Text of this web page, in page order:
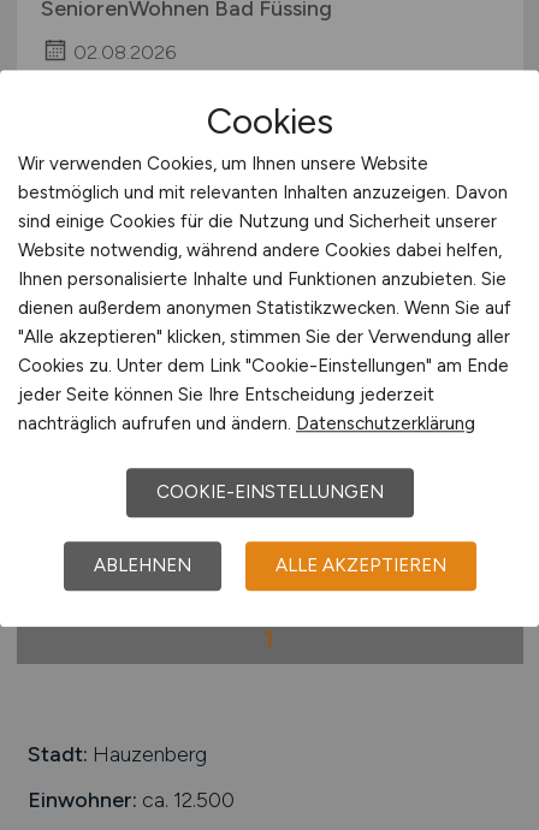
SeniorenWohnen Bad Füssing
02.08.2026
Pflegefachkraft(m/w/d)
Sozialservice-Gesellschaft des BRK GmbH,
02.08.2026
Grafenau
1
Stadt: Hauzenberg
Einwohner: ca. 12.500
Cookies
Wir verwenden Cookies, um Ihnen unsere Website
bestmöglich und mit relevanten Inhalten anzuzeigen. Davon
sind einige Cookies für die Nutzung und Sicherheit unserer
Website notwendig, während andere Cookies dabei helfen,
Ihnen personalisierte Inhalte und Funktionen anzubieten. Sie
dienen außerdem anonymen Statistikzwecken. Wenn Sie auf
"Alle akzeptieren" klicken, stimmen Sie der Verwendung aller
Cookies zu. Unter dem Link "Cookie-Einstellungen" am Ende
jeder Seite können Sie Ihre Entscheidung jederzeit
nachträglich aufrufen und ändern. Datenschutzerklärung
COOKIE-EINSTELLUNGEN
ABLEHNEN ALLE AKZEPTIEREN